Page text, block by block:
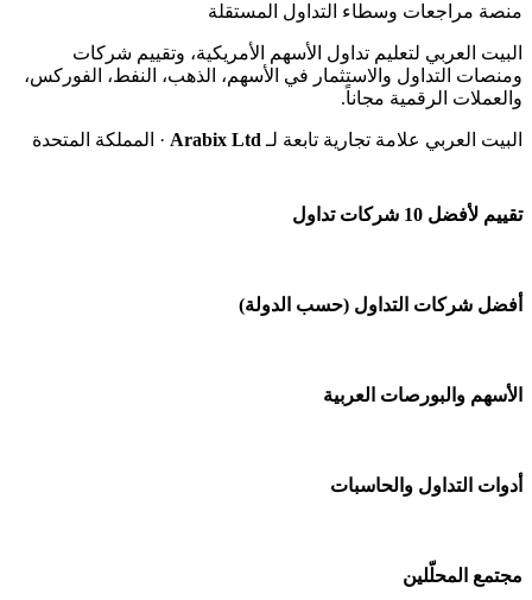
منصة مراجعات وسطاء التداول المستقلة
البيت العربي لتعليم تداول الأسهم الأمريكية، وتقييم شركات
ومنصات التداول والاستثمار في الأسهم، الذهب، النفط، الفوركس،
والعملات الرقمية مجاناً.
البيت العربي علامة تجارية تابعة لـ Arabix Ltd · المملكة المتحدة
تقييم لأفضل 10 شركات تداول
شركة Capital.com
منصة بينانس
شركة Xm
أفضل شركات التداول (حسب الدولة)
شركات تداول في السعودية
شركات تداول في قطر
الأسهم والبورصات العربية
🌍 كل البورصات العربية
أدوات التداول والحاسبات
🕌 حاسبة الزكاة
مجتمع المحلّلين